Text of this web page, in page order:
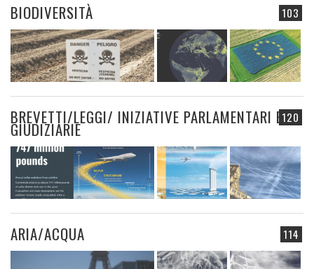
103
BIODIVERSITÀ
120
BREVETTI/LEGGI/ INIZIATIVE PARLAMENTARI E
GIUDIZIARIE
114
ARIA/ACQUA